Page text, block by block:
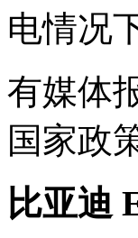
电情况
有媒体
国家政
比亚迪